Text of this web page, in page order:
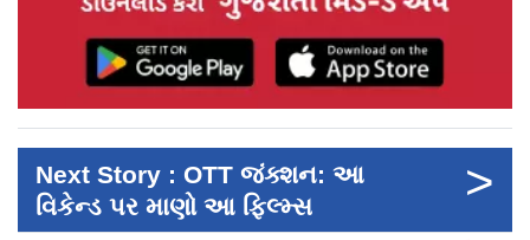
Next Story : OTT જંક્શન: આ
વિકેન્ડ પર માણો આ ફિલ્મ્સ
>